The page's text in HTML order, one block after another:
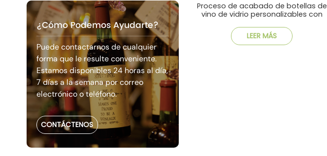
¿Cómo Podemos Ayudarte?
Puede contactarnos de cualquier
forma que le resulte conveniente.
Estamos disponibles 24 horas al día,
7 días a la semana por correo
electrónico o teléfono.
CONTÁCTENOS
Proceso de acabado de botellas de
vino de vidrio personalizables con
LEER MÁS